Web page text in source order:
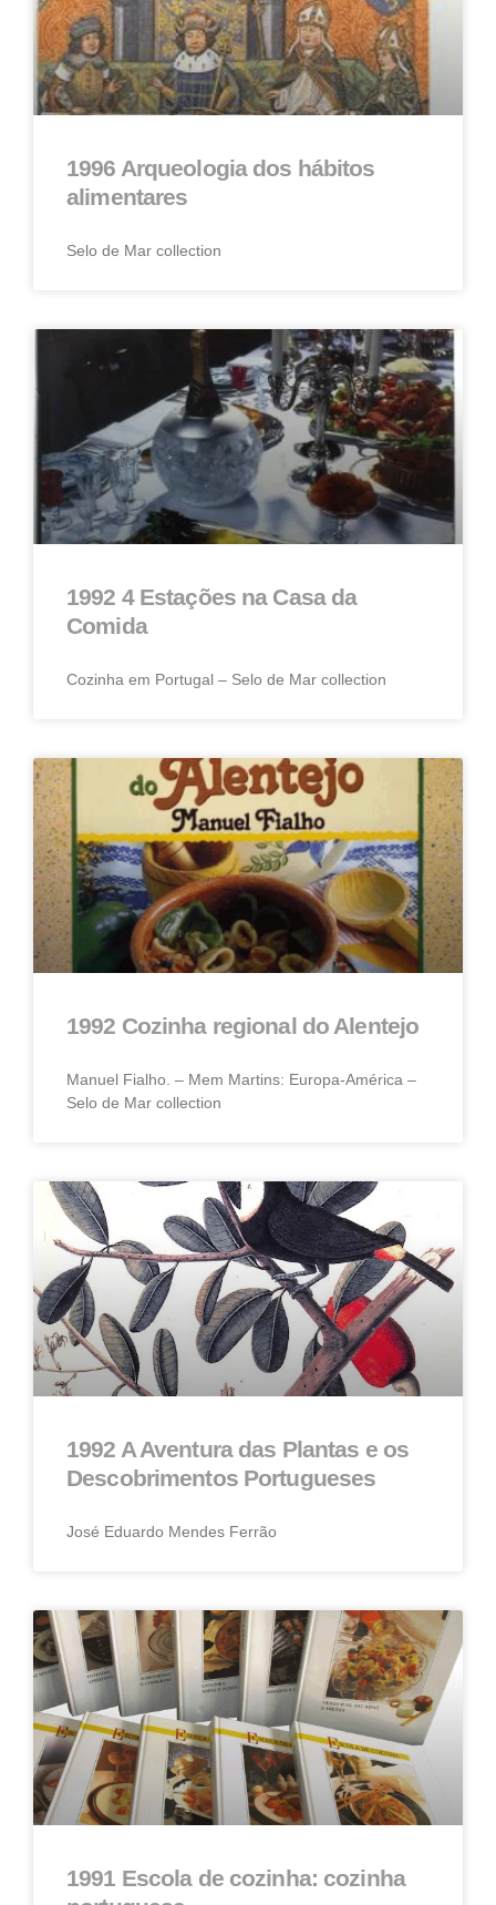
1996 Arqueologia dos hábitos
alimentares
Selo de Mar collection
1992 4 Estações na Casa da
Comida
Cozinha em Portugal – Selo de Mar collection
1992 Cozinha regional do Alentejo
Manuel Fialho. – Mem Martins: Europa-América –
Selo de Mar collection
1992 A Aventura das Plantas e os
Descobrimentos Portugueses
José Eduardo Mendes Ferrão
1991 Escola de cozinha: cozinha